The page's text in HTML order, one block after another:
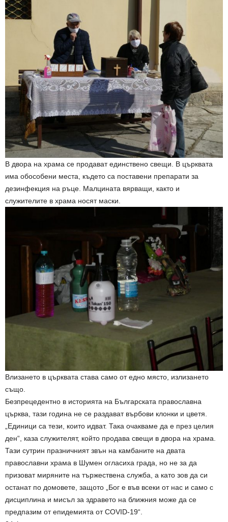
В двора на храма се продават единствено свещи. В църквата
има обособени места, където са поставени препарати за
дезинфекция на ръце. Малцината вярващи, както и
служителите в храма носят маски.
Влизането в църквата става само от едно място, излизането
също.
Безпрецедентно в историята на Българската православна
църква, тази година не се раздават върбови клонки и цветя.
„Единици са тези, които идват. Така очакваме да е през целия
ден“, каза служителят, който продава свещи в двора на храма.
Тази сутрин празничният звън на камбаните на двата
православни храма в Шумен огласиха града, но не за да
призоват миряните на тържествена служба, а като зов да си
останат по домовете, защото „Бог е във всеки от нас и само с
дисциплина и мисъл за здравето на ближния може да се
предпазим от епидемията от COVID-19“.